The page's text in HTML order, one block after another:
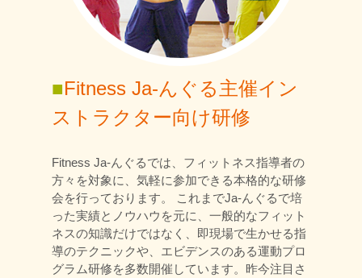
■Fitness Ja-んぐる主催イン
ストラクター向け研修
Fitness Ja-んぐるでは、フィットネス指導者の
方々を対象に、気軽に参加できる本格的な研修
会を行っております。 これまでJa-んぐるで培
った実績とノウハウを元に、一般的なフィット
ネスの知識だけではなく、即現場で生かせる指
導のテクニックや、エビデンスのある運動プロ
グラム研修を多数開催しています。昨今注目さ